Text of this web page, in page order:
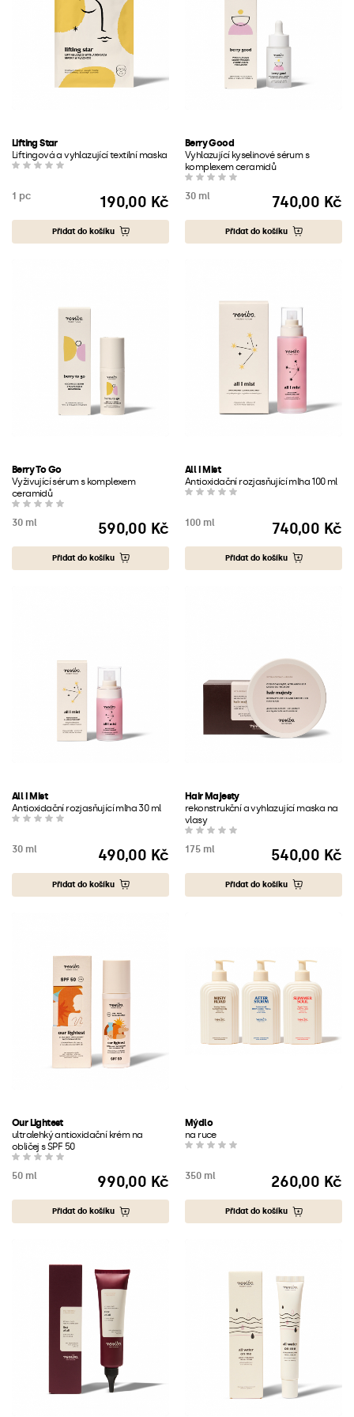
Lifting Star
Liftingová a vyhlazující textilní maska
1 pc
Cena
190,00 Kč
Přidat do košíku
Berry Good
Vyhlazující kyselinové sérum s
komplexem ceramidů
30 ml
Cena
740,00 Kč
Přidat do košíku
Berry To Go
Vyživující sérum s komplexem
ceramidů
30 ml
Cena
590,00 Kč
Přidat do košíku
All I Mist
Antioxidační rozjasňující mlha 100 ml
100 ml
Cena
740,00 Kč
Přidat do košíku
All I Mist
Antioxidační rozjasňující mlha 30 ml
30 ml
Cena
490,00 Kč
Přidat do košíku
Hair Majesty
rekonstrukční a vyhlazující maska na
vlasy
175 ml
Cena
540,00 Kč
Přidat do košíku
Our Lightest
ultralehký antioxidační krém na
obličej s SPF 50
50 ml
Cena
990,00 Kč
Přidat do košíku
Mýdlo
na ruce
350 ml
Cena
260,00 Kč
Přidat do košíku